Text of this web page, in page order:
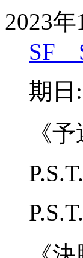
2023
SF
期
《